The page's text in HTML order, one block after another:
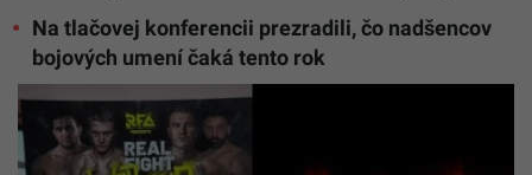
Na tlačovej konferencii prezradili, čo nadšencov
bojových umení čaká tento rok